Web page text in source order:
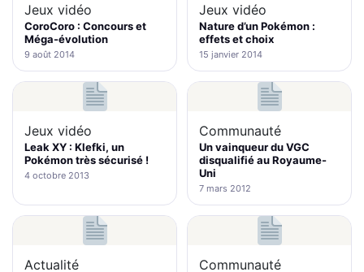
Jeux vidéo
CoroCoro : Concours et
Méga-évolution
9 août 2014
Jeux vidéo
Nature d’un Pokémon :
effets et choix
15 janvier 2014
Jeux vidéo
Leak XY : Klefki, un
Pokémon très sécurisé !
4 octobre 2013
Communauté
Un vainqueur du VGC
disqualifié au Royaume-
Uni
7 mars 2012
Actualité Communauté